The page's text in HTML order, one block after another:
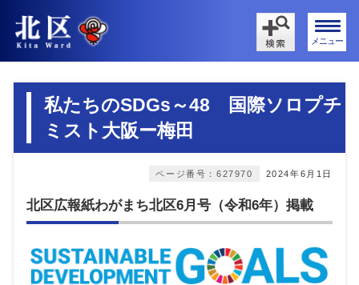
メニュー
私たちのSDGs～48 国際ソロプチ
ミスト大阪ー梅田
2024年6月1日
ページ番号：627970
北区広報紙わがまち北区6月号（令和6年）掲載